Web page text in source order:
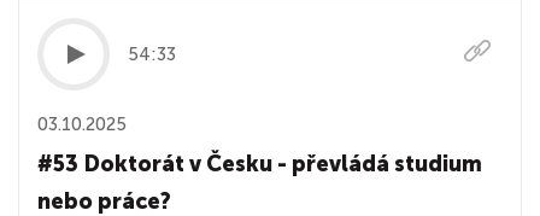
54:33
03.10.2025
#53 Doktorát v Česku - převládá studium
nebo práce?